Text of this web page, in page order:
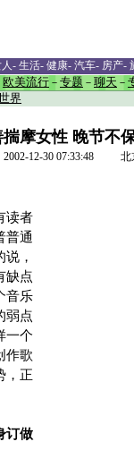
- 生活- 健康- 汽车- 房产-
欧美流行 － 专题 － 聊天 －
界
摩女性 晚节不
2002-12-30 07:33:48 北
读者
普通
，
缺点
音乐
弱点
一个
作歌
，正
订做